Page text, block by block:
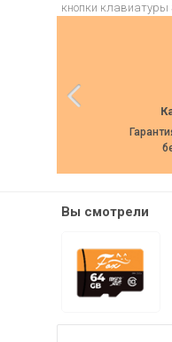
кнопки клавиатуры
Вы смотрели